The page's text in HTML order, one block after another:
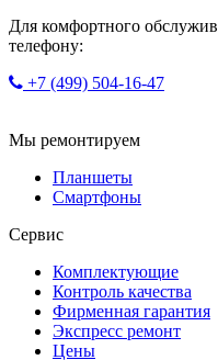
Для комфортного
телефону:
+7 (499) 504-16-47
Мы ремонтируем
Планшеты
Смартфоны
Сервис
Комплектующие
Контроль качества
Фирменная гарантия
Экспресс ремонт
Цены